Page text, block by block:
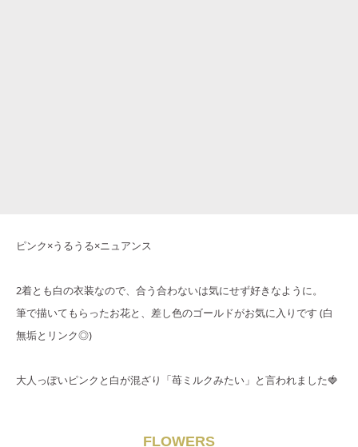
ピンク×うるうる×ニュアンス
2着とも白の衣装なので、合う合わないは気にせず好きなように。
筆で描いてもらったお花と、差し色のゴールドがお気に入りです (白
無垢とリンク◎)
大人っぽいピンクと白が混ざり「苺ミルクみたい」と言われました🍓
FLOWERS